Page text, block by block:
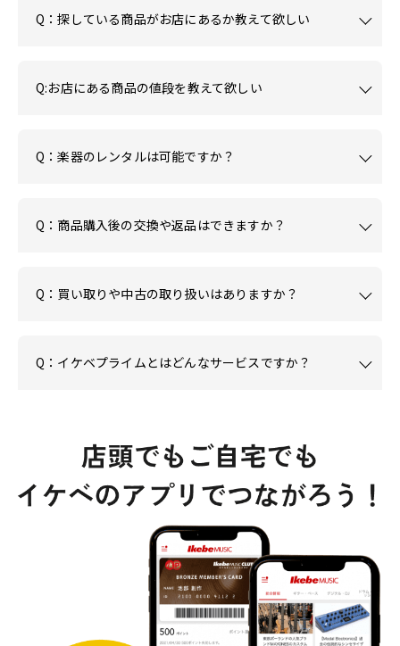
Q：探している商品がお店にあるか教えて欲しい
Q:お店にある商品の値段を教えて欲しい
Q：楽器のレンタルは可能ですか？
Q：商品購入後の交換や返品はできますか？
Q：買い取りや中古の取り扱いはありますか？
Q：イケベプライムとはどんなサービスですか？